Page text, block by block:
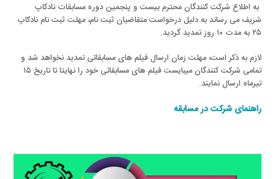
به اطلاع شرکت کنندگان محترم بیست و پنجمین دوره مسابقات نادکاپ
شریف می رساند به دلیل درخواست متقاضیان ثبت نام، مهلت ثبت نام نادکاپ
۲۵ به مدت ۱۰ روز تمدید گردید.
لازم به ذکر است، مهلت زمان ارسال فیلم های مسابقاتی تمدید نخواهد شد و
تمامی شرکت کنندگان میبایست فیلم های مسابقاتی خود را نهایتا تا تاریخ ۱۵
تیرماه ارسال نمایند.
راهنمای شرکت در مسابقه